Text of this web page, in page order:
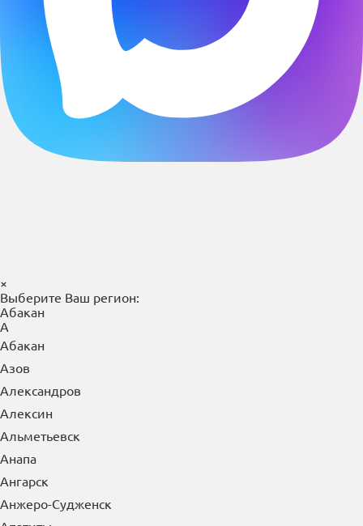
×
Выберите Ваш регион:
Абакан
А
Абакан
Азов
Александров
Алексин
Альметьевск
Анапа
Ангарск
Анжеро-Судженск